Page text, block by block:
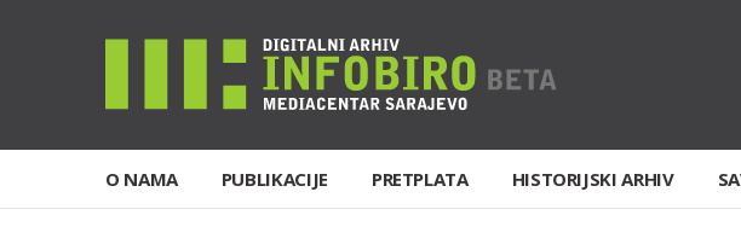
O NAMA PUBLIKACIJE PRETPLATA HISTORIJSKI ARHIV